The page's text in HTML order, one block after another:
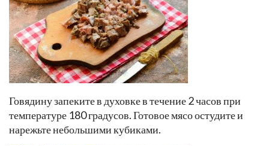
Говядину запеките в духовке в течение 2 часов при
температуре 180 градусов. Готовое мясо остудите и
нарежьте небольшими кубиками.